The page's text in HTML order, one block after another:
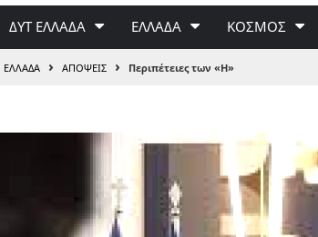
ΔΥΤ ΕΛΛΑΔΑ ΕΛΛΑΔΑ ΚΟΣΜΟΣ
ΕΛΛΑΔΑ › ΑΠΟΨΕΙΣ › Περιπέτειες των «Η»